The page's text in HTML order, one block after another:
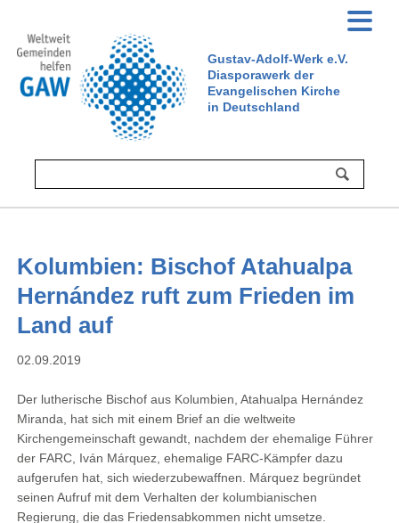
Gustav-Adolf-Werk e.V.
Diasporawerk der
Evangelischen Kirche
in Deutschland
Kolumbien: Bischof Atahualpa
Hernández ruft zum Frieden im
Land auf
02.09.2019
Der lutherische Bischof aus Kolumbien, Atahualpa Hernández
Miranda, hat sich mit einem Brief an die weltweite
Kirchengemeinschaft gewandt, nachdem der ehemalige Führer
der FARC, Iván Márquez, ehemalige FARC-Kämpfer dazu
aufgerufen hat, sich wiederzubewaffnen. Márquez begründet
seinen Aufruf mit dem Verhalten der kolumbianischen
Regierung, die das Friedensabkommen nicht umsetze.